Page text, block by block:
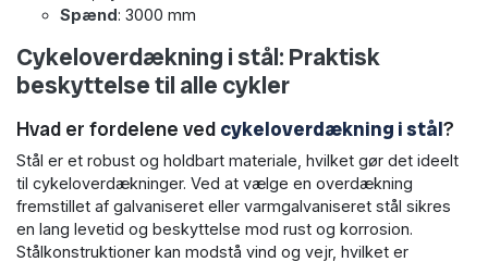
Spænd: 3000 mm
Cykeloverdækning i stål: Praktisk
beskyttelse til alle cykler
Hvad er fordelene ved cykeloverdækning i stål?
Stål er et robust og holdbart materiale, hvilket gør det ideelt
til cykeloverdækninger. Ved at vælge en overdækning
fremstillet af galvaniseret eller varmgalvaniseret stål sikres
en lang levetid og beskyttelse mod rust og korrosion.
Stålkonstruktioner kan modstå vind og vejr, hvilket er